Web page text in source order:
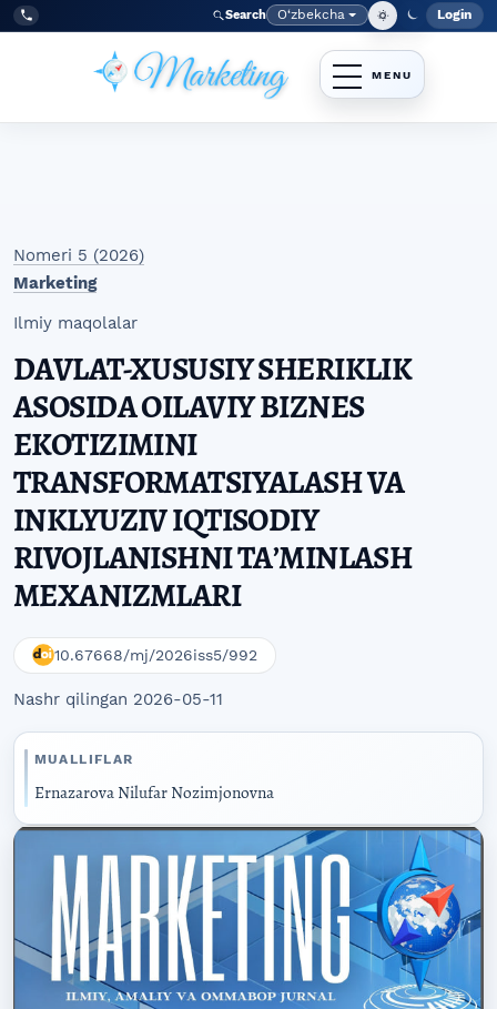
Skip to main navigation menu
Skip to main content
Skip to site footer
Tel:
+998977838464 Search Language
O‘zbekcha Login
Nomeri 5 (2026)
Marketing
Ilmiy maqolalar
DAVLAT-XUSUSIY SHERIKLIK
ASOSIDA OILAVIY BIZNES
EKOTIZIMINI
TRANSFORMATSIYALASH VA
INKLYUZIV IQTISODIY
RIVOJLANISHNI TAʼMINLASH
MEXANIZMLARI
10.67668/mj/2026iss5/992
Nashr qilingan 2026-05-11
MUALLIFLAR
Ernazarova Nilufar Nozimjonovna